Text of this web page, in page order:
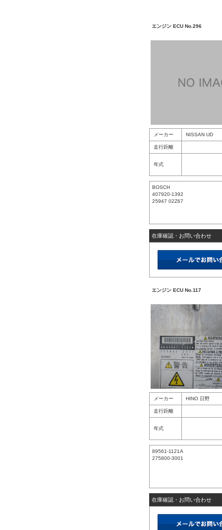
エンジン ECU No.296
メーカー NISSAN UD
走行距離
年式
BOSCH
407920-1392
25947 02Z67
在庫確認・お問い合わせ
エンジン ECU No.117
メーカー HINO 日野
走行距離
年式
89561-1121A
275800-3001
在庫確認・お問い合わせ